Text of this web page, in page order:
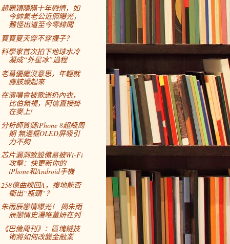
趙麗穎隱瞞十年戀情，如
今帥氣老公近照曝光，
難怪出道至今零緋聞
寶寶夏天穿不穿襪子？
科學家首次拍下地球水冷
凝成“外星冰”過程
老葛優癱沒意思，年輕就
應該燥起來
在演唱會被歌迷扔內衣，
比伯無視，阿信直接掛
在麥上!
分析師質疑iPhone 8超級周
期 無邊框OLED屏吸引
力不夠
芯片漏洞致設備易被Wi-Fi
攻擊：快更新你的
iPhone和Android手機
258億曲線回A，複地能否
衝出“瓶頸“？
朱雨辰戀情曝光！ 揭朱雨
辰戀情史湯唯薑妍在列
《巴倫周刊》：區塊鏈技
術將如何改變金融業